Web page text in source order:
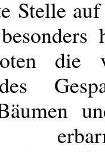
Stelle
die